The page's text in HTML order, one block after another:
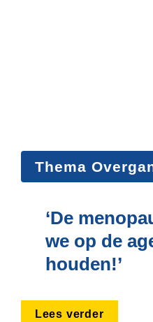
Thema
‘De
we op de
houden!’
Lees verder